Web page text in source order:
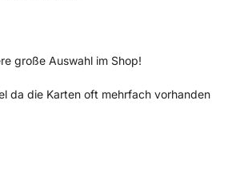
große Auswahl im Shop!
da die Karten oft mehrfach vorhanden